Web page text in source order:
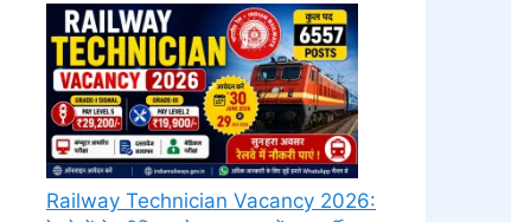
Railway Technician Vacancy 2026: